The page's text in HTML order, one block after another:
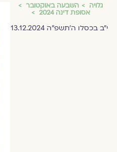
גלויה השבעה באוקטובר
אסופת דינה 2024
י״ב בכסלו ה׳תשפ״ה 13.12.2024